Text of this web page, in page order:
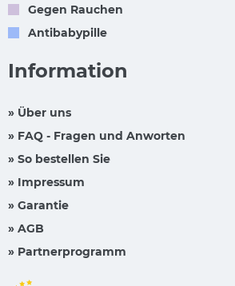
Gegen Rauchen
Antibabypille
Information
» Über uns
» FAQ - Fragen und Anworten
» So bestellen Sie
» Impressum
» Garantie
» AGB
» Partnerprogramm